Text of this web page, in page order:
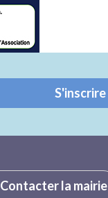
S'inscrire
Contacter la mairie